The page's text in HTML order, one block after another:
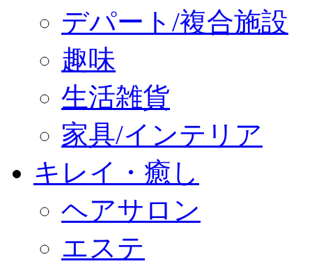
デパート/複合施設
趣味
生活雑貨
家具/インテリア
キレイ・癒し
ヘアサロン
エステ